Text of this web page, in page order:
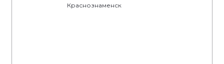
Краснознаменск